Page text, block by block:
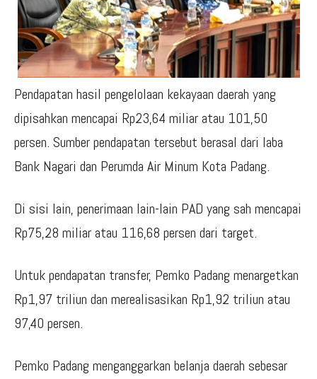
Pendapatan hasil pengelolaan kekayaan daerah yang
dipisahkan mencapai Rp23,64 miliar atau 101,50
persen. Sumber pendapatan tersebut berasal dari laba
Bank Nagari dan Perumda Air Minum Kota Padang.
Di sisi lain, penerimaan lain-lain PAD yang sah mencapai
Rp75,28 miliar atau 116,68 persen dari target.
Untuk pendapatan transfer, Pemko Padang menargetkan
Rp1,97 triliun dan merealisasikan Rp1,92 triliun atau
97,40 persen.
Pemko Padang menganggarkan belanja daerah sebesar